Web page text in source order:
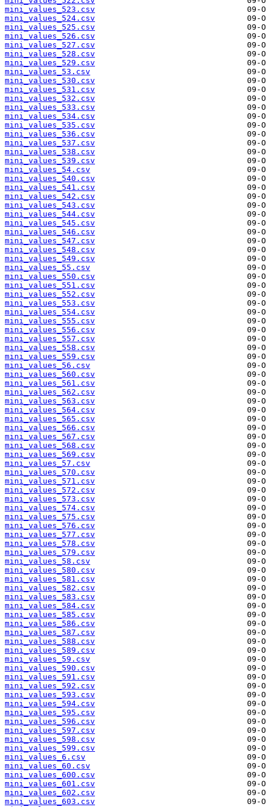
mini_values_523.csv
mini_values_524.csv
mini_values_525.csv
mini_values_526.csv
mini_values_527.csv
mini_values_528.csv
mini_values_529.csv
mini_values_53.csv
mini_values_530.csv
mini_values_531.csv
mini_values_532.csv
mini_values_533.csv
mini_values_534.csv
mini_values_535.csv
mini_values_536.csv
mini_values_537.csv
mini_values_538.csv
mini_values_539.csv
mini_values_54.csv
mini_values_540.csv
mini_values_541.csv
mini_values_542.csv
mini_values_543.csv
mini_values_544.csv
mini_values_545.csv
mini_values_546.csv
mini_values_547.csv
mini_values_548.csv
mini_values_549.csv
mini_values_55.csv
mini_values_550.csv
mini_values_551.csv
mini_values_552.csv
mini_values_553.csv
mini_values_554.csv
mini_values_555.csv
mini_values_556.csv
mini_values_557.csv
mini_values_558.csv
mini_values_559.csv
mini_values_56.csv
mini_values_560.csv
mini_values_561.csv
mini_values_562.csv
mini_values_563.csv
mini_values_564.csv
mini_values_565.csv
mini_values_566.csv
mini_values_567.csv
mini_values_568.csv
mini_values_569.csv
mini_values_57.csv
mini_values_570.csv
mini_values_571.csv
mini_values_572.csv
mini_values_573.csv
mini_values_574.csv
mini_values_575.csv
mini_values_576.csv
mini_values_577.csv
mini_values_578.csv
mini_values_579.csv
mini_values_58.csv
mini_values_580.csv
mini_values_581.csv
mini_values_582.csv
mini_values_583.csv
mini_values_584.csv
mini_values_585.csv
mini_values_586.csv
mini_values_587.csv
mini_values_588.csv
mini_values_589.csv
mini_values_59.csv
mini_values_590.csv
mini_values_591.csv
mini_values_592.csv
mini_values_593.csv
mini_values_594.csv
mini_values_595.csv
mini_values_596.csv
mini_values_597.csv
mini_values_598.csv
mini_values_599.csv
mini_values_6.csv
mini_values_60.csv
mini_values_600.csv
mini_values_601.csv
mini_values_602.csv
mini_values_603.csv